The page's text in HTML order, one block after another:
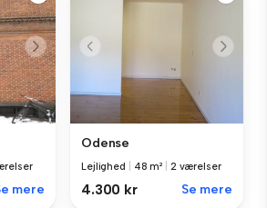
mere
Odense
Lejlighed 48 m² 2 værelser
4.300 kr Se mere